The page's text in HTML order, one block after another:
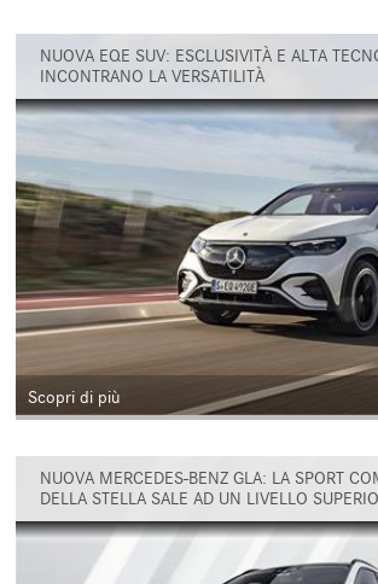
NUOVA EQE SUV: ESCLUSIVITÀ E ALTA
INCONTRANO LA VERSATILITÀ
Scopri di più
NUOVA MERCEDES-BENZ GLA: LA SPORT
DELLA STELLA SALE AD UN LIVELLO